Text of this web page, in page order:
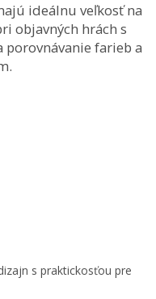
ideálnu veľkosť na
objavných hrách s
porovnávanie farieb a
s praktickosťou pre